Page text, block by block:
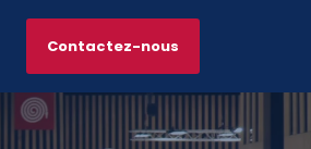
Contactez-nous